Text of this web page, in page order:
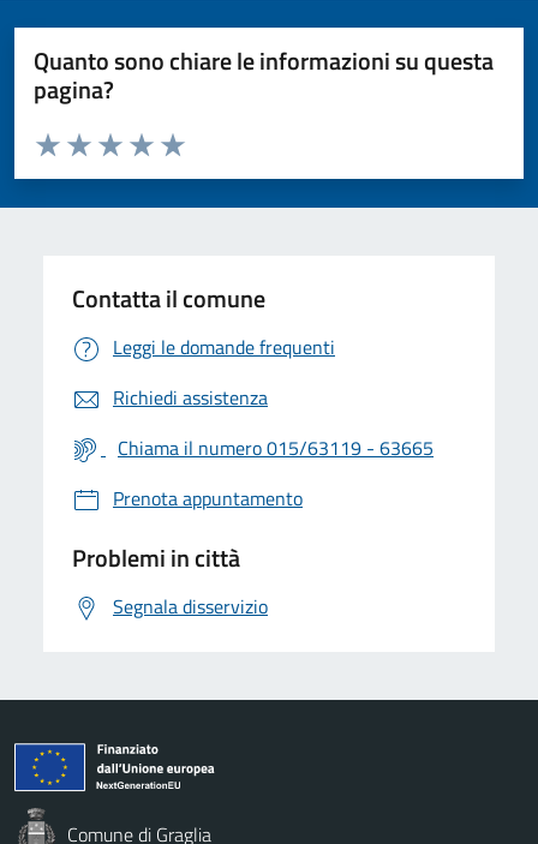
Quanto sono chiare le informazioni su questa
pagina?
Valuta da 1 a 5 stelle la pagina
Valuta 5 stelle su 5
Valuta 4 stelle su 5
Valuta 3 stelle su 5
Valuta 2 stelle su 5
Valuta 1 stelle su 5
Contatta il comune
Leggi le domande frequenti
Richiedi assistenza
Chiama il numero 015/63119 - 63665
Prenota appuntamento
Problemi in città
Segnala disservizio
Comune di Graglia